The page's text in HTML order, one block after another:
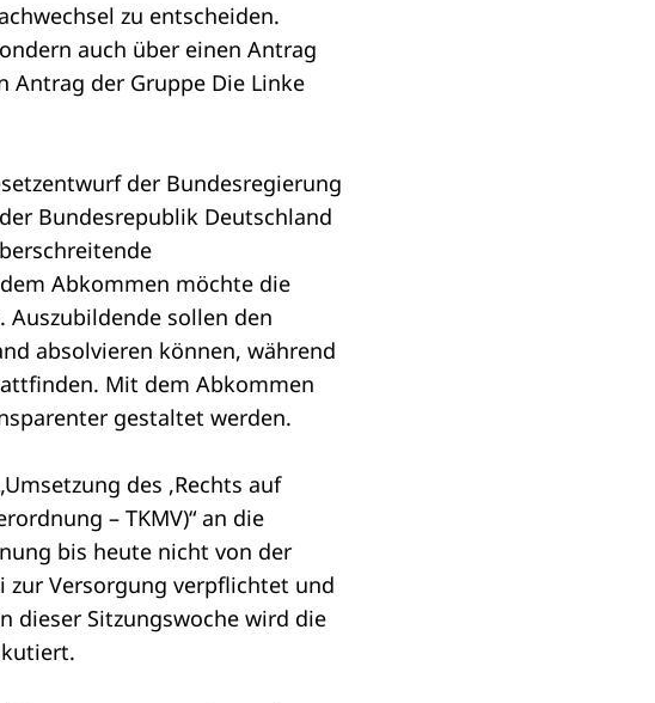
zu entscheiden.
auch über einen Antrag
Antrag der Gruppe Die Linke
der Bundesregierung
Bundesrepublik Deutschland
Abkommen möchte die
sollen den
absolvieren können, während
Mit dem Abkommen
gestaltet werden.
des ,Rechts auf
– TKMV)“an die
bis heute nicht von der
zur Versorgung verpflichtet und
dieser Sitzungswoche wird die